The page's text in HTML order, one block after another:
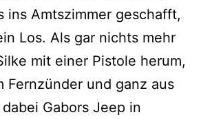
ins Amtszimmer geschafft,
Los. Als gar nichts mehr
mit einer Pistole herum,
Fernzünder und ganz aus
Gabors Jeep in